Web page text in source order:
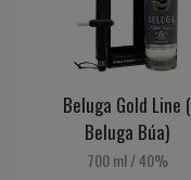
Beluga Gold Line (
Beluga Búa)
700 ml /40%